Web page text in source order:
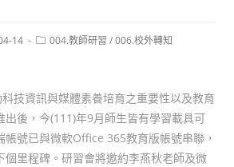
14
Post004.教師研習 / 006.校外轉知
技資訊與媒體素養培育之重要性以及教育
出後，今(111)年9月師生皆有學習載具可
帳號已與微軟Office 365教育版帳號串聯，
個里程碑。研習會將邀約李燕秋老師及微